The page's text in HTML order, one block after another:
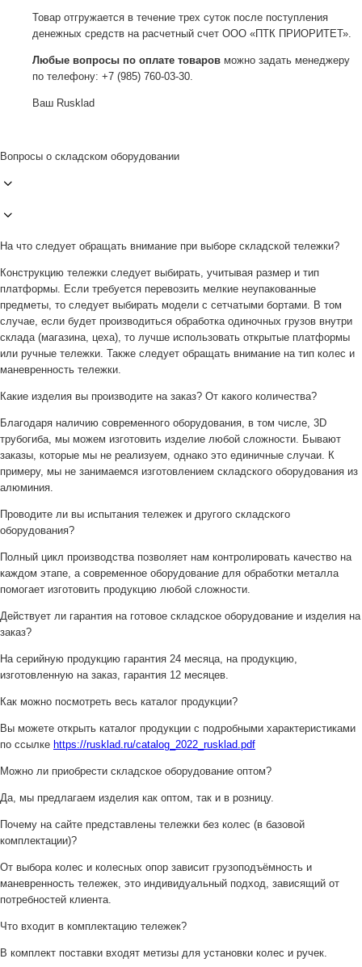
Товар отгружается в течение трех суток после поступления
денежных средств на расчетный счет ООО «ПТК ПРИОРИТЕТ».
Любые вопросы по оплате товаров можно задать менеджеру
по телефону: +7 (985) 760-03-30.
Ваш Rusklad
Вопросы о складском оборудовании
На что следует обращать внимание при выборе складской тележки?
Конструкцию тележки следует выбирать, учитывая размер и тип
платформы. Если требуется перевозить мелкие неупакованные
предметы, то следует выбирать модели с сетчатыми бортами. В том
случае, если будет производиться обработка одиночных грузов внутри
склада (магазина, цеха), то лучше использовать открытые платформы
или ручные тележки. Также следует обращать внимание на тип колес и
маневренность тележки.
Какие изделия вы производите на заказ? От какого количества?
Благодаря наличию современного оборудования, в том числе, 3D
трубогиба, мы можем изготовить изделие любой сложности. Бывают
заказы, которые мы не реализуем, однако это единичные случаи. К
примеру, мы не занимаемся изготовлением складского оборудования из
алюминия.
Проводите ли вы испытания тележек и другого складского
оборудования?
Полный цикл производства позволяет нам контролировать качество на
каждом этапе, а современное оборудование для обработки металла
помогает изготовить продукцию любой сложности.
Действует ли гарантия на готовое складское оборудование и изделия на
заказ?
На серийную продукцию гарантия 24 месяца, на продукцию,
изготовленную на заказ, гарантия 12 месяцев.
Как можно посмотреть весь каталог продукции?
Вы можете открыть каталог продукции с подробными характеристиками
по ссылке https://rusklad.ru/catalog_2022_rusklad.pdf
Можно ли приобрести складское оборудование оптом?
Да, мы предлагаем изделия как оптом, так и в розницу.
Почему на сайте представлены тележки без колес (в базовой
комплектации)?
От выбора колес и колесных опор зависит грузоподъёмность и
маневренность тележек, это индивидуальный подход, зависящий от
потребностей клиента.
Что входит в комплектацию тележек?
В комплект поставки входят метизы для установки колес и ручек.